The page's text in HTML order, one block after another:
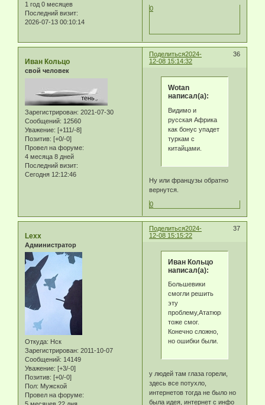
1 год 0 месяцев
Последний визит:
2026-07-13 00:10:14
0
Поделиться 36
2024-
12-08 15:14:32
Иван Кольцо
свой человек
Зарегистрирован: 2021-07-30
Сообщений: 12560
Уважение: [+111/-8]
Позитив: [+0/-0]
Провел на форуме:
4 месяца 8 дней
Последний визит:
Сегодня 12:12:46
Wotan
написал(а):
Видимо и
русская Африка
как бонус упадет
туркам с
китайцами.
Ну или французы обратно
вернутся.
0
Поделиться 37
2024-
12-08 15:15:22
Lexx
Администратор
Откуда: Нск
Зарегистрирован: 2011-10-07
Сообщений: 14149
Уважение: [+3/-0]
Позитив: [+0/-0]
Пол: Мужской
Провел на форуме:
Иван Кольцо
написал(а):
Большевики
смогли решить
эту
проблему,Ататюрк
тоже смог.
Конечно сложно,
но ошибки были.
у людей там глаза горели,
здесь все потухло,
интернетов тогда не было но
была идея, интернет с инфо